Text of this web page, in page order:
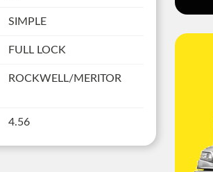
SIMPLE
FULL LOCK
ROCKWELL/MERITOR
4.56